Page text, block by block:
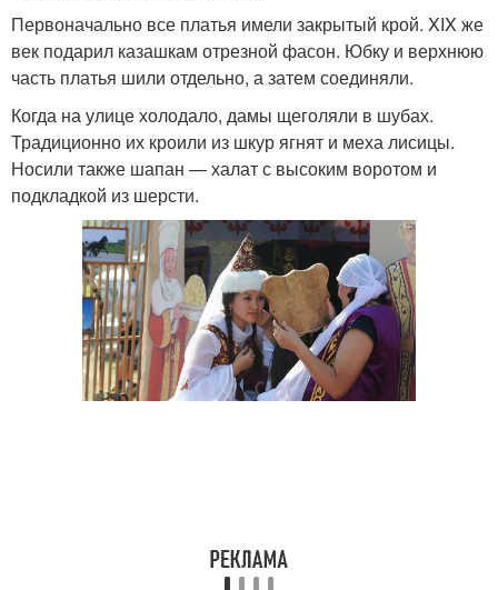
Первоначально все платья имели закрытый крой. XIX же
век подарил казашкам отрезной фасон. Юбку и верхнюю
часть платья шили отдельно, а затем соединяли.
Когда на улице холодало, дамы щеголяли в шубах.
Традиционно их кроили из шкур ягнят и меха лисицы.
Носили также шапан — халат с высоким воротом и
подкладкой из шерсти.